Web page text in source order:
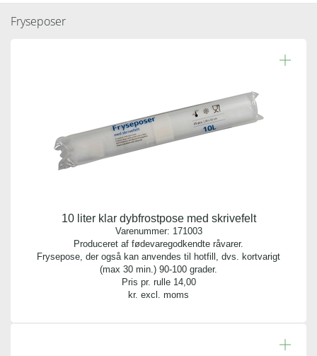
Vægt gram:
0.115 gr
Kvalitet:
LDPE
Indhold:
1 rulle
Tykkelse:
Fryseposer
10 liter klar dybfrostpose med skrivefelt
Varenummer: 171003
Produceret af fødevaregodkendte råvarer.
Frysepose, der også kan anvendes til hotfill, dvs. kortvarigt
(max 30 min.) 90-100 grader.
Pris pr. rulle 14,00
kr. excl. moms